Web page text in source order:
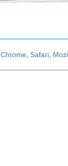
Chrome Safari